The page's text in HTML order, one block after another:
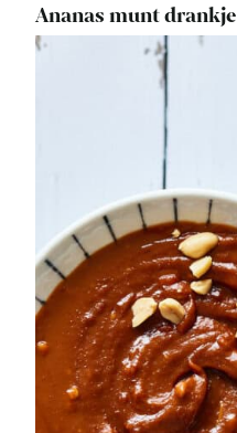
Ananas munt drankje